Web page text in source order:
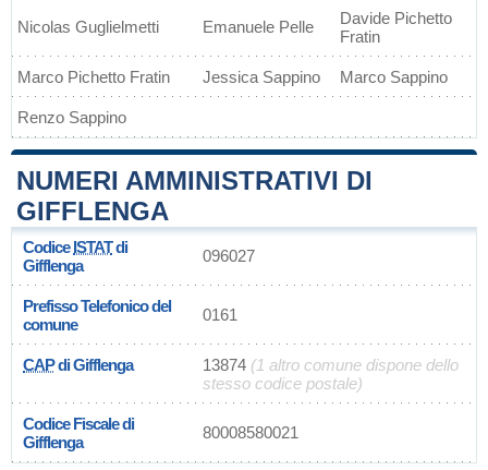
Nicolas Guglielmetti Emanuele Pelle
Davide Pichetto
Fratin
Marco Pichetto Fratin Jessica Sappino Marco Sappino
Renzo Sappino
NUMERI AMMINISTRATIVI DI
GIFFLENGA
CodiceISTATdi
Gifflenga
096027
Prefisso Telefonico del
comune
0161
CAPdi Gifflenga 13874 (1 altro comune dispone dello
stesso codice postale)
Codice Fiscale di
Gifflenga
80008580021